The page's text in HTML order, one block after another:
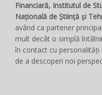
Financiară, Institutul de
Națională de Știință și
având ca partener principal
mult decât o simplă
în contact cu personalități
de a descoperi noi